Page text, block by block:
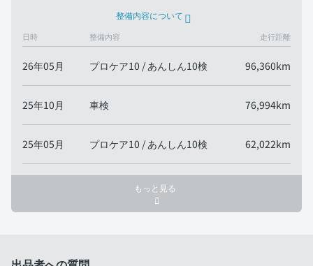
整備内容について
日時 整備内容 走行距離
26年05月 プロケア10 / あんしん10検 96,360km
25年10月 車検 76,994km
25年05月 プロケア10 / あんしん10検 62,022km
もっと見る